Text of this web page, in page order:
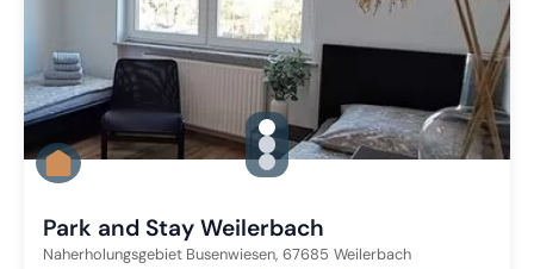
gallery.slide_selector
Zu Slide 1 wechseln
Zu Slide 2 wechseln
Zu Slide 3 wechseln
Park and Stay Weilerbach
Naherholungsgebiet Busenwiesen, 67685 Weilerbach